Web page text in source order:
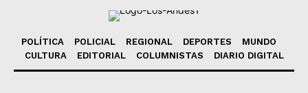
POLÍTICA POLICIAL REGIONAL DEPORTES
MUNDO
CULTURA
EDITORIAL COLUMNISTAS DIARIO DIGITAL